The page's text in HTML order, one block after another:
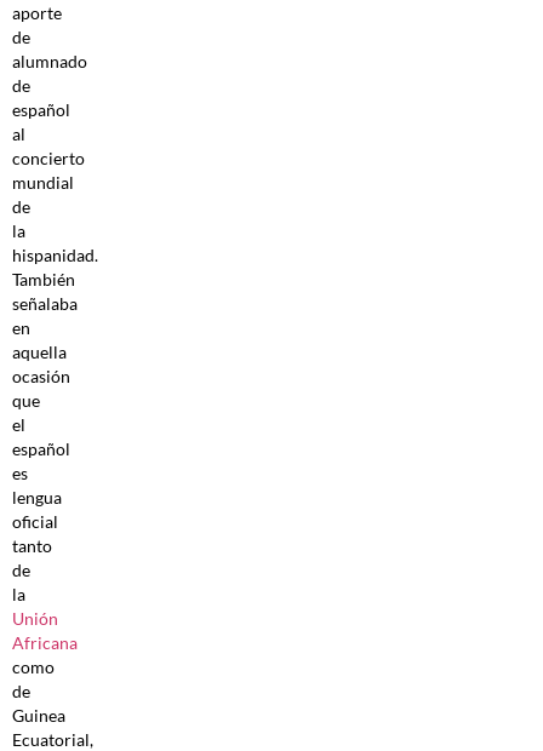
aporte
de
alumnado
de
español
al
concierto
mundial
de
la
hispanidad.
También
señalaba
en
aquella
ocasión
que
el
español
es
lengua
oficial
tanto
de
la
Unión
Africana
como
de
Guinea
Ecuatorial,